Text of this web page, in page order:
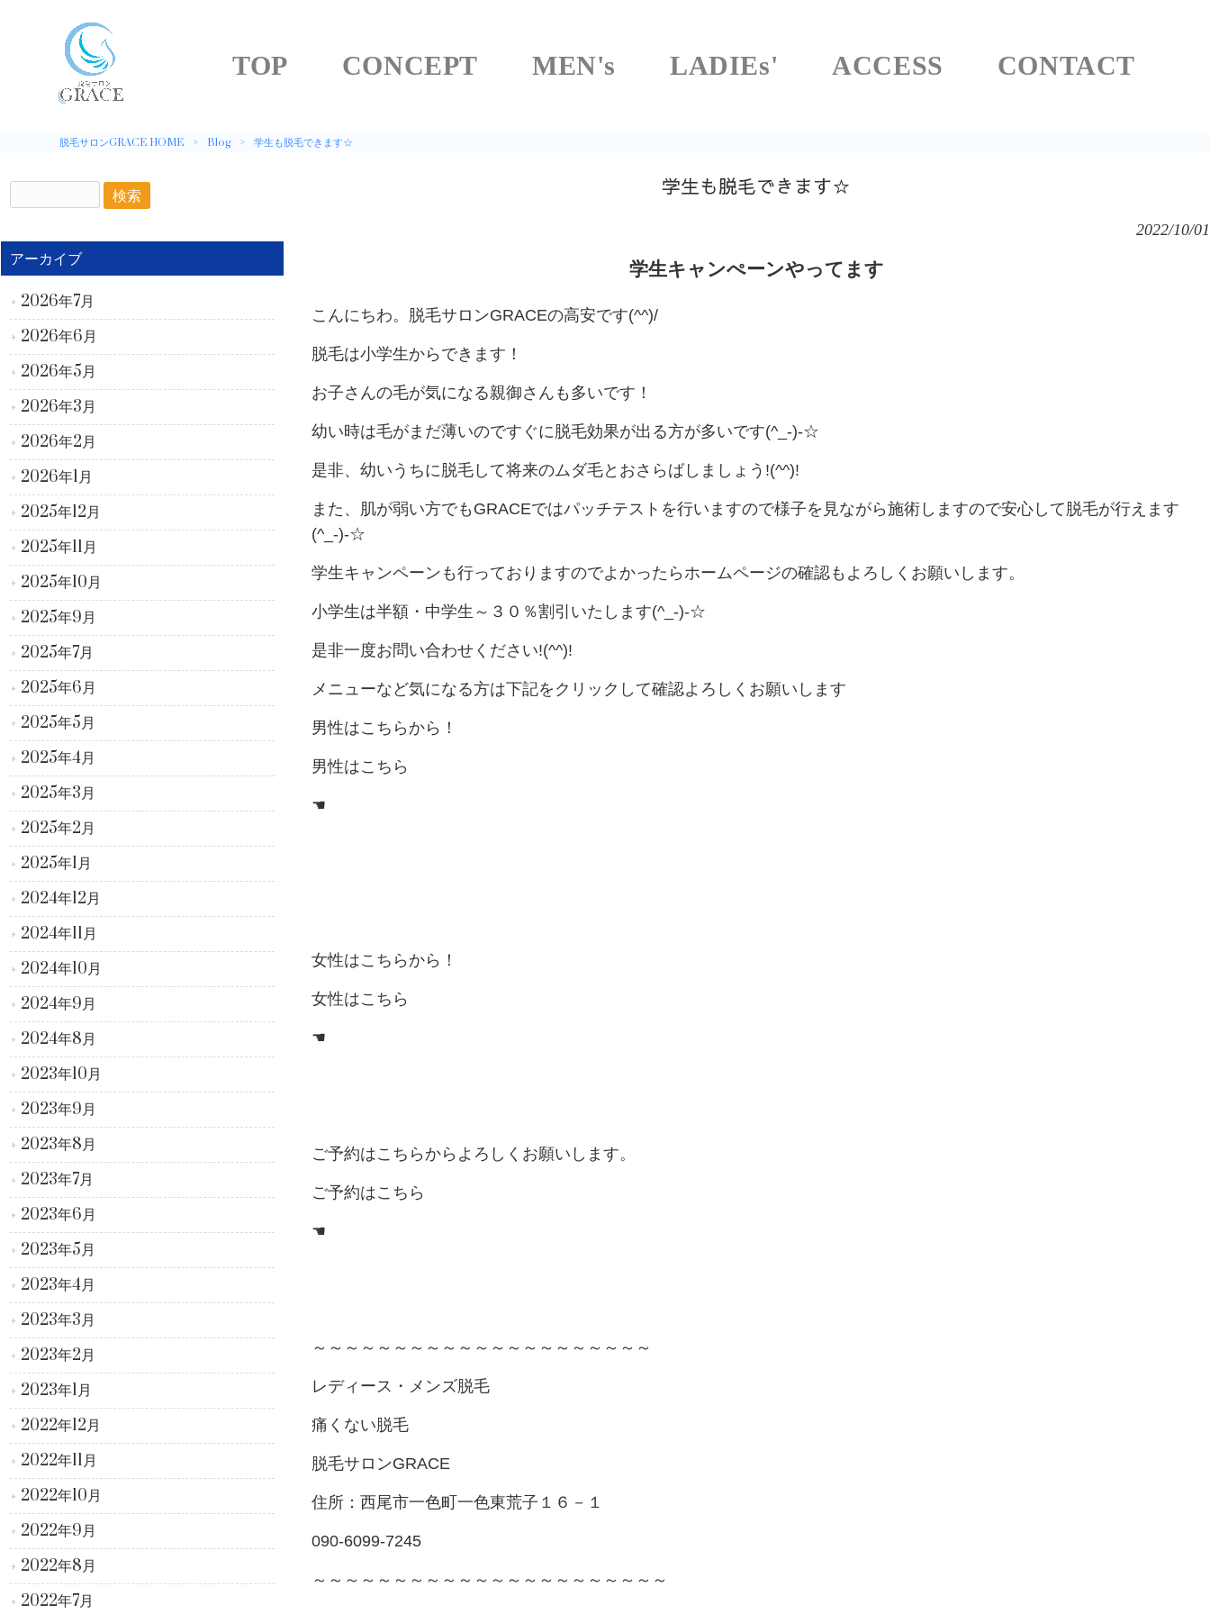
TOP CONCEPT MEN's LADIEs' ACCESS CONTACT
脱毛サロンGRACE HOME > Blog > 学生も脱毛できます☆
学生も脱毛できます☆
2022/10/01
学生キャンぺーンやってます
こんにちわ。脱毛サロンGRACEの高安です(^^)/
脱毛は小学生からできます！
お子さんの毛が気になる親御さんも多いです！
幼い時は毛がまだ薄いのですぐに脱毛効果が出る方が多いです(^_-)-☆
是非、幼いうちに脱毛して将来のムダ毛とおさらばしましょう!(^^)!
また、肌が弱い方でもGRACEではパッチテストを行いますので様子を見ながら施術しますので安心して脱毛が行えます
(^_-)-☆
学生キャンペーンも行っておりますのでよかったらホームページの確認もよろしくお願いします。
小学生は半額・中学生～３０％割引いたします(^_-)-☆
是非一度お問い合わせください!(^^)!
メニューなど気になる方は下記をクリックして確認よろしくお願いします
男性はこちらから！
男性はこちら
☚
女性はこちらから！
女性はこちら
☚
ご予約はこちらからよろしくお願いします。
ご予約はこちら
☚
～～～～～～～～～～～～～～～～～～～～～
レディース・メンズ脱毛
痛くない脱毛
脱毛サロンGRACE
住所：西尾市一色町一色東荒子１６－１
090-6099-7245
～～～～～～～～～～～～～～～～～～～～～～
アーカイブ
2026年7月
2026年6月
2026年5月
2026年3月
2026年2月
2026年1月
2025年12月
2025年11月
2025年10月
2025年9月
2025年7月
2025年6月
2025年5月
2025年4月
2025年3月
2025年2月
2025年1月
2024年12月
2024年11月
2024年10月
2024年9月
2024年8月
2023年10月
2023年9月
2023年8月
2023年7月
2023年6月
2023年5月
2023年4月
2023年3月
2023年2月
2023年1月
2022年12月
2022年11月
2022年10月
2022年9月
2022年8月
2022年7月